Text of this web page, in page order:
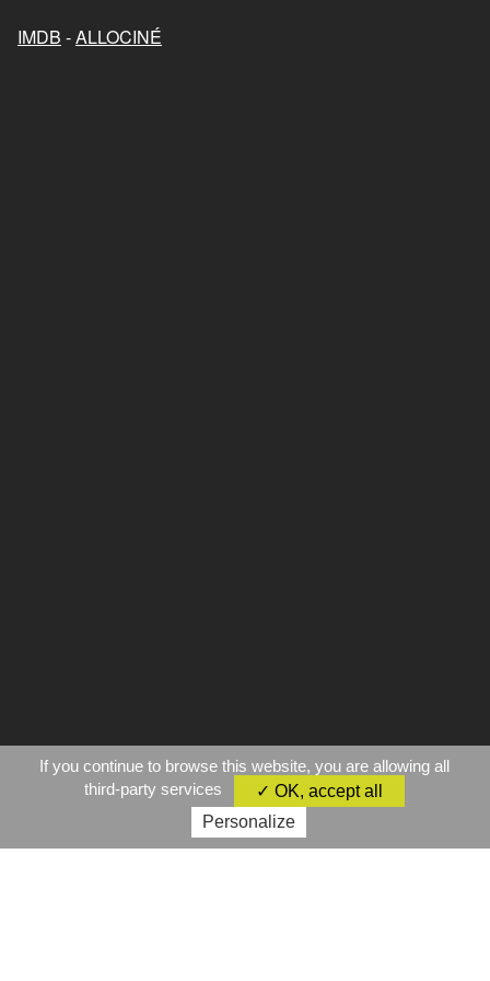
IMDB -ALLOCINÉ
aventure de Rroû
If you continue to browse this website, you are allowing all
third-party services
✓ OK, accept all
Personalize